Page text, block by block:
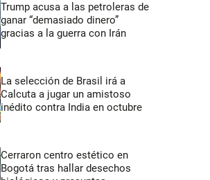
Trump acusa a las petroleras de
ganar “demasiado dinero”
gracias a la guerra con Irán
La selección de Brasil irá a
Calcuta a jugar un amistoso
inédito contra India en octubre
Cerraron centro estético en
Bogotá tras hallar desechos